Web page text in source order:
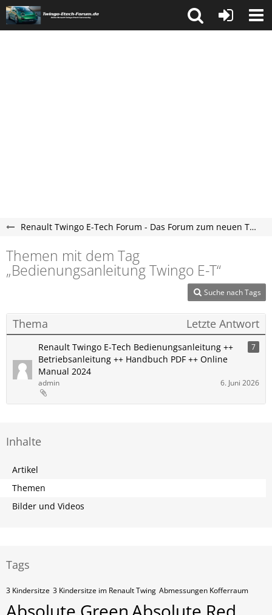
Renault Twingo E-Tech Forum - Das Forum zum neuen Twingo ab 2025
Themen mit dem Tag
„Bedienungsanleitung Twingo E-T“
Suche nach Tags
Thema Letzte Antwort
Renault ​Twingo E-Tech Bedienungsanleitung ++
Betriebsanleitung ++ Handbuch PDF ++ Online
Manual 2024
7
admin 6. Juni 2026
Inhalte
Artikel
Themen
Bilder und Videos
Tags
3 Kindersitze 3 Kindersitze im Renault Twing Abmessungen Kofferraum